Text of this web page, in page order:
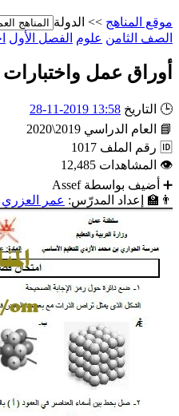
موقع المناهج >> الدولة
الصف الثامن علوم الفصل الأول
أوراق عمل
🕒 التاريخ 13:58 2019-11-28
📘
العام الدراسي 2019\2020
🆔 رقم الملف 1017
👁 المشاهدات 12,485
➕ أضيف بواسطة Assef
👨‍🏫
إعداد المدرّس: عمر العزري